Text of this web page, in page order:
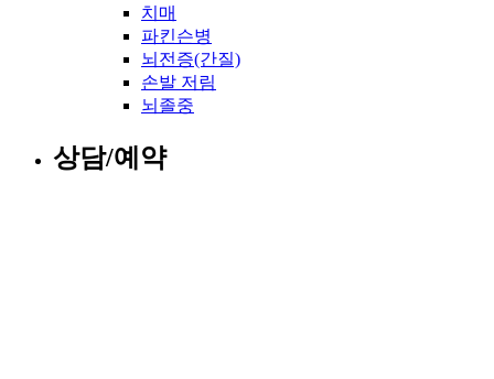
치매
파킨슨병
뇌전증(간질)
손발 저림
뇌졸중
상담/예약